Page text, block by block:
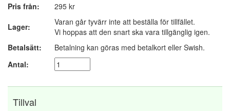
Pris från:
295 kr
Lager:
Varan går tyvärr inte att beställa för tillfället.
Vi hoppas att den snart ska vara tillgänglig igen.
Betalsätt:
Betalning kan göras med betalkort eller Swish.
Antal:
Tillval